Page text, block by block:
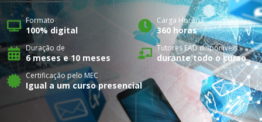
Formato
100% digital
Carga Horária
360 horas
Duração de
6 meses e 10 meses
Tutores EAD disponíveis
durante todo o curso
Certificação pelo MEC
Igual a um curso presencial